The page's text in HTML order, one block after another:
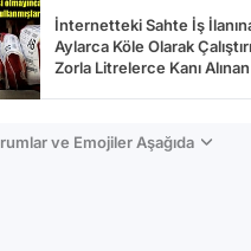
İnternetteki Sahte İş
Aylarca Köle Olarak
Zorla Litrelerce Kanı
ve Emojiler Aşağıda